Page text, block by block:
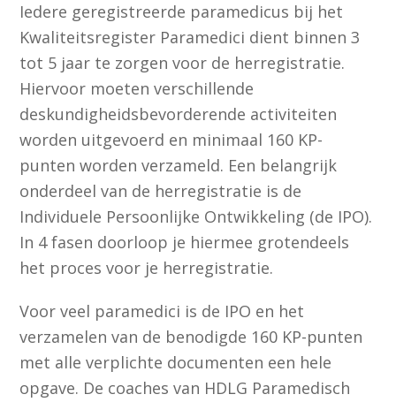
Iedere geregistreerde paramedicus bij het
Kwaliteitsregister Paramedici dient binnen 3
tot 5 jaar te zorgen voor de herregistratie.
Hiervoor moeten verschillende
deskundigheidsbevorderende activiteiten
worden uitgevoerd en minimaal 160 KP-
punten worden verzameld. Een belangrijk
onderdeel van de herregistratie is de
Individuele Persoonlijke Ontwikkeling (de IPO).
In 4 fasen doorloop je hiermee grotendeels
het proces voor je herregistratie.
Voor veel paramedici is de IPO en het
verzamelen van de benodigde 160 KP-punten
met alle verplichte documenten een hele
opgave. De coaches van HDLG Paramedisch